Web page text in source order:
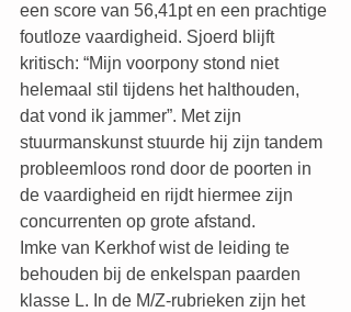
een score van 56,41pt en een prachtige
foutloze vaardigheid. Sjoerd blijft
kritisch: “Mijn voorpony stond niet
helemaal stil tijdens het halthouden,
dat vond ik jammer”. Met zijn
stuurmanskunst stuurde hij zijn tandem
probleemloos rond door de poorten in
de vaardigheid en rijdt hiermee zijn
concurrenten op grote afstand.
Imke van Kerkhof wist de leiding te
behouden bij de enkelspan paarden
klasse L. In de M/Z-rubrieken zijn het